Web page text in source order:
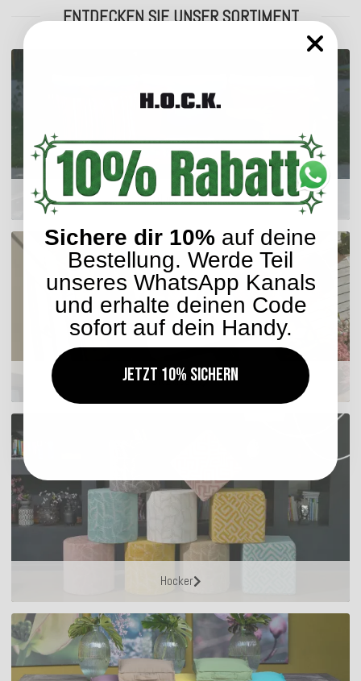
ENTDECKEN SIE UNSER SORTIMENT
Outdoor Kissen
Sitzkissen
Hocker
Sichere dir 10% auf deine
Bestellung. Werde Teil
unseres WhatsApp Kanals
und erhalte deinen Code
sofort auf dein Handy.
Jetzt 10% sichern